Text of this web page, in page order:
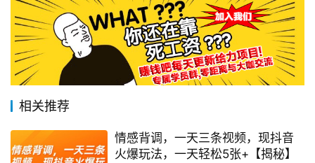
相关推荐
情感背调，一天三条视频，现抖音
火爆玩法，一天轻松5张+【揭秘】